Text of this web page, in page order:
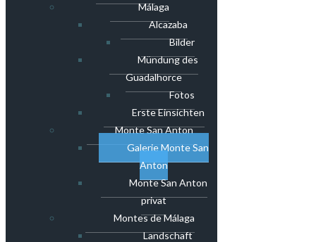
Málaga
Alcazaba
Bilder
Mündung des
Guadalhorce
Fotos
Erste Einsichten
Monte San Anton
Galerie Monte San
Anton
Monte San Anton
privat
Montes de Málaga
Landschaft